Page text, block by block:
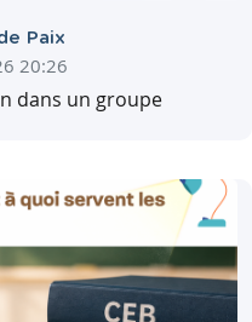
Paix
20:26
dans un groupe